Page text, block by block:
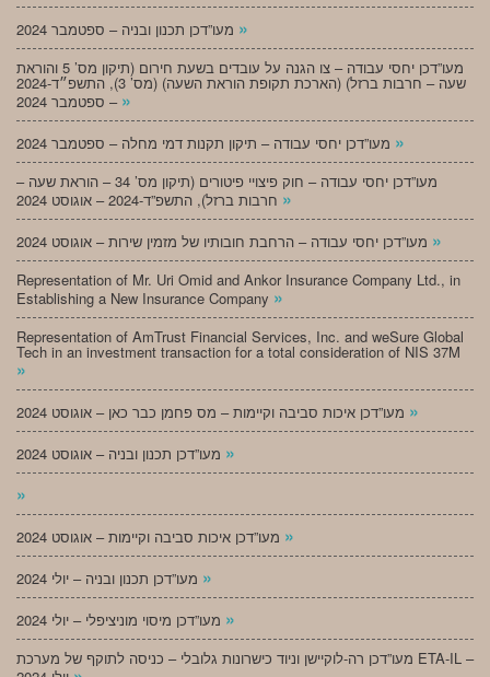
»
מעו”דכן יחסי עבודה – צו הגנה על עובדים בשעת חירום (תיקון מס’ 5 והוראת
שעה – חרבות ברזל) (הארכת תקופת הוראת השעה) (מס’ 3), התשפ״ד-2024
– ספטמבר 2024 »
»
מעו”דכן יחסי עבודה – חוק פיצויי פיטורים (תיקון מס’ 34 – הוראת שעה –
»
»
Representation of Mr. Uri Omid and Ankor Insurance Company Ltd., in
Establishing a New Insurance Company »
Representation of AmTrust Financial Services, Inc. and weSure Global
Tech in an investment transaction for a total consideration of NIS 37M
»
»
»
»
»
»
»
מעו”דכן רה-לוקיישן וניוד כישרונות גלובלי – כניסה לתוקף של מערכת ETA-IL –